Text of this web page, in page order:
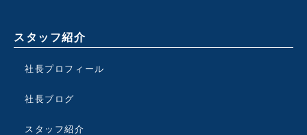
スタッフ紹介
社長プロフィール
社長ブログ
スタッフ紹介